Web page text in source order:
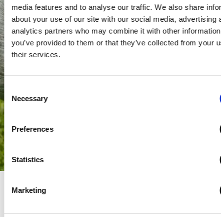
media features and to analyse our traffic. We also share
about your use of our site with our social media, advertising
analytics partners who may combine it with other
you’ve provided to them or that they’ve collected from your
their services.
Consent
Selection
Necessary
Preferences
Statistics
Marketing
Kontakt os
Hudsalve til hele familien siden 1947